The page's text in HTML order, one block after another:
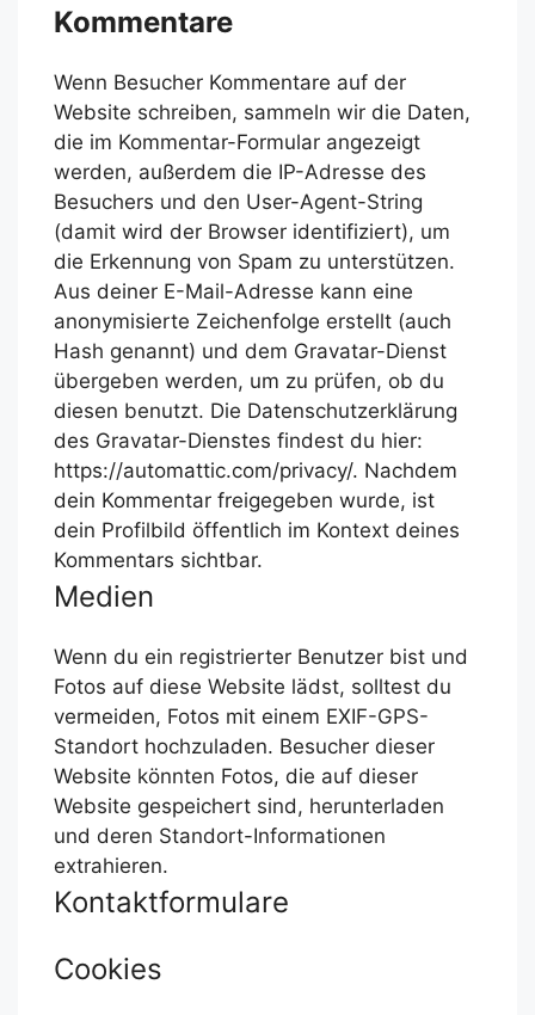
Kommentare
Wenn Besucher Kommentare auf der
Website schreiben, sammeln wir die Daten,
die im Kommentar-Formular angezeigt
werden, außerdem die IP-Adresse des
Besuchers und den User-Agent-String
(damit wird der Browser identifiziert), um
die Erkennung von Spam zu unterstützen.
Aus deiner E-Mail-Adresse kann eine
anonymisierte Zeichenfolge erstellt (auch
Hash genannt) und dem Gravatar-Dienst
übergeben werden, um zu prüfen, ob du
diesen benutzt. Die Datenschutzerklärung
des Gravatar-Dienstes findest du hier:
https://automattic.com/privacy/. Nachdem
dein Kommentar freigegeben wurde, ist
dein Profilbild öffentlich im Kontext deines
Kommentars sichtbar.
Medien
Wenn du ein registrierter Benutzer bist und
Fotos auf diese Website lädst, solltest du
vermeiden, Fotos mit einem EXIF-GPS-
Standort hochzuladen. Besucher dieser
Website könnten Fotos, die auf dieser
Website gespeichert sind, herunterladen
und deren Standort-Informationen
extrahieren.
Kontaktformulare
Cookies